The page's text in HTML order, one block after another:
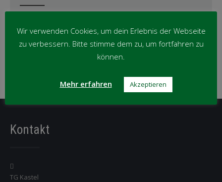
per
Monat
News per Kategorie
Kategorie
Kontakt
TG Kastel
Wir verwenden Cookies, um dein Erlebnis der Webseite
zu verbessern. Bitte stimme dem zu, um fortfahren zu
können.
Mehr erfahren Akzeptieren